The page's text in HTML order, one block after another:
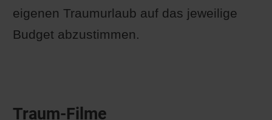
eigenen Traumurlaub auf das jeweilige
Budget abzustimmen.
Traum-Filme